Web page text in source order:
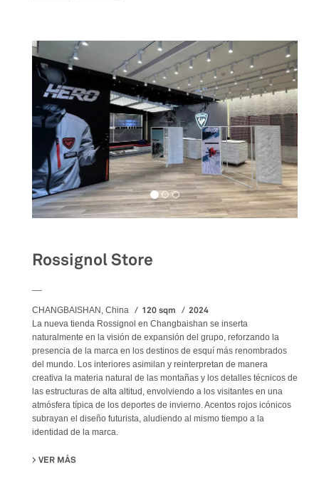
Rossignol Store
CHANGBAISHAN, China 120 sqm 2024
La nueva tienda Rossignol en Changbaishan se inserta
naturalmente en la visión de expansión del grupo, reforzando la
presencia de la marca en los destinos de esquí más renombrados
del mundo. Los interiores asimilan y reinterpretan de manera
creativa la materia natural de las montañas y los detalles técnicos de
las estructuras de alta altitud, envolviendo a los visitantes en una
atmósfera típica de los deportes de invierno. Acentos rojos icónicos
subrayan el diseño futurista, aludiendo al mismo tiempo a la
identidad de la marca.
VER MÁS